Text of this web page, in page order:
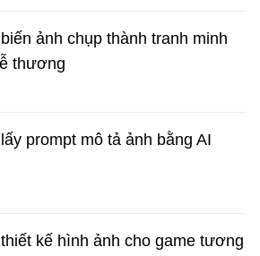
ảnh chụp thành tranh minh
thương
prompt mô tả ảnh bằng AI
kế hình ảnh cho game tương